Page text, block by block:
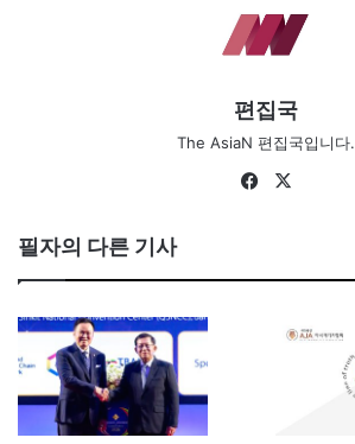
편집국
The AsiaN 편집국입니다.
Fa
필자의 다른 기사